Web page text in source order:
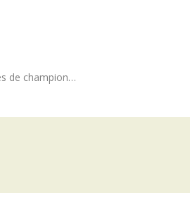
de champion…